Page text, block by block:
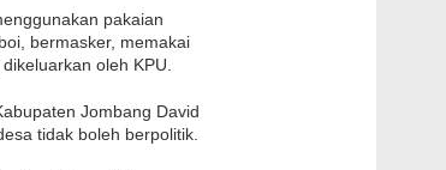
pakaian
bermasker, memakai
oleh KPU.
Jombang David
tidak boleh berpolitik.